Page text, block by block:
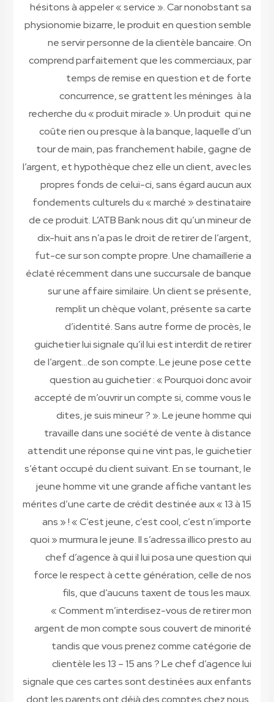
hésitons à appeler « service ». Car nonobstant sa
physionomie bizarre, le produit en question semble
ne servir personne de la clientèle bancaire. On
comprend parfaitement que les commerciaux, par
temps de remise en question et de forte
concurrence, se grattent les méninges à la
recherche du « produit miracle ». Un produit qui ne
coûte rien ou presque à la banque, laquelle d’un
tour de main, pas franchement habile, gagne de
l’argent, et hypothèque chez elle un client, avec les
propres fonds de celui-ci, sans égard aucun aux
fondements culturels du « marché » destinataire
de ce produit. L’ATB Bank nous dit qu’un mineur de
dix-huit ans n’a pas le droit de retirer de l’argent,
fut-ce sur son compte propre. Une chamaillerie a
éclaté récemment dans une succursale de banque
sur une affaire similaire.Un client se présente,
remplit un chèque volant, présente sa carte
d’identité. Sans autre forme de procès, le
guichetier lui signale qu’il lui est interdit de retirer
de l’argent…de son compte.Le jeune pose cette
question au guichetier : « Pourquoi donc avoir
accepté de m’ouvrir un compte si, comme vous le
dites, je suis mineur ? ». Le jeune homme qui
travaille dans une société de vente à distance
attendit une réponse qui ne vint pas, le guichetier
s’étant occupé du client suivant. En se tournant, le
jeune homme vit une grande affiche vantant les
mérites d’une carte de crédit destinée aux « 13 à 15
ans » ! « C’est jeune, c’est cool, c’est n’importe
quoi » murmura le jeune. Il s’adressa illico presto au
chef d’agence à qui il lui posa une question qui
force le respect à cette génération, celle de nos
fils, que d’aucuns taxent de tous les maux.
« Comment m’interdisez-vous de retirer mon
argent de mon compte sous couvert de minorité
tandis que vous prenez comme catégorie de
clientèle les 13 – 15 ans ? Le chef d’agence lui
signale que ces cartes sont destinées aux enfants